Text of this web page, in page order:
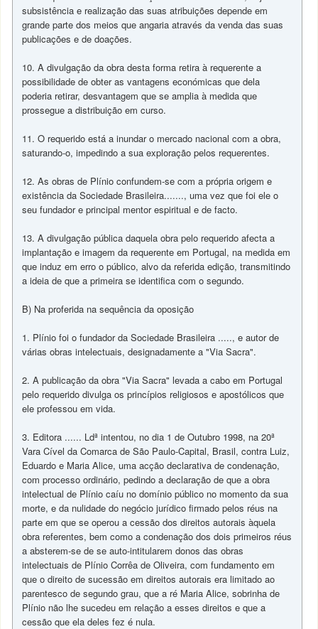
subsistência e realização das suas atribuições depende em
grande parte dos meios que angaria através da venda das suas
publicações e de doações.
10. A divulgação da obra desta forma retira à requerente a
possibilidade de obter as vantagens económicas que dela
poderia retirar, desvantagem que se amplia à medida que
prossegue a distribuição em curso.
11. O requerido está a inundar o mercado nacional com a obra,
saturando-o, impedindo a sua exploração pelos requerentes.
12. As obras de Plínio confundem-se com a própria origem e
existência da Sociedade Brasileira......., uma vez que foi ele o
seu fundador e principal mentor espiritual e de facto.
13. A divulgação pública daquela obra pelo requerido afecta a
implantação e imagem da requerente em Portugal, na medida em
que induz em erro o público, alvo da referida edição, transmitindo
a ideia de que a primeira se identifica com o segundo.
B) Na proferida na sequência da oposição
1. Plínio foi o fundador da Sociedade Brasileira ....., e autor de
várias obras intelectuais, designadamente a "Via Sacra".
2. A publicação da obra "Via Sacra" levada a cabo em Portugal
pelo requerido divulga os princípios religiosos e apostólicos que
ele professou em vida.
3. Editora ...... Ldª intentou, no dia 1 de Outubro 1998, na 20ª
Vara Cível da Comarca de São Paulo-Capital, Brasil, contra Luiz,
Eduardo e Maria Alice, uma acção declarativa de condenação,
com processo ordinário, pedindo a declaração de que a obra
intelectual de Plínio caíu no domínio público no momento da sua
morte, e da nulidade do negócio jurídico firmado pelos réus na
parte em que se operou a cessão dos direitos autorais àquela
obra referentes, bem como a condenação dos dois primeiros réus
a absterem-se de se auto-intitularem donos das obras
intelectuais de Plínio Corrêa de Oliveira, com fundamento em
que o direito de sucessão em direitos autorais era limitado ao
parentesco de segundo grau, que a ré Maria Alice, sobrinha de
Plínio não lhe sucedeu em relação a esses direitos e que a
cessão que ela deles fez é nula.